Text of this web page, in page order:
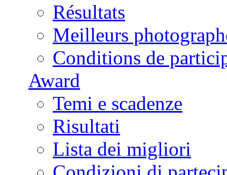
Résultats
Meilleurs
Conditions de
Award
Temi e scadenze
Risultati
Lista dei migliori